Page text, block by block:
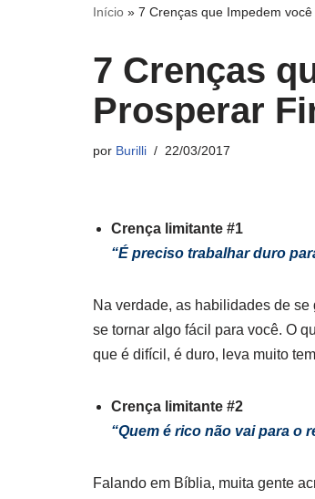
Início » 7 Crenças que Impedem
7 Crenças
Prosperar
por Burilli 22/03/2017
Crença limitante #1
“É preciso trabalhar duro
Na verdade, as habilidades de
se tornar algo fácil para você. O
que é difícil, é duro, leva muito
Crença limitante #2
“Quem é rico não vai para o
Falando em Bíblia, muita gente